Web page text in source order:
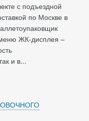
с подъездной
по Москве в
ЖК-дисплея –
и в...